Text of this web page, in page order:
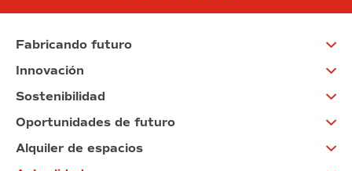
Fabricando futuro
Innovación
Sostenibilidad
Oportunidades de futuro
Alquiler de espacios